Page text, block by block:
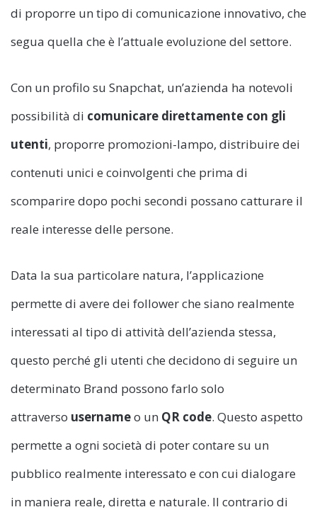
di proporre un tipo di comunicazione innovativo, che
segua quella che è l’attuale evoluzione del settore.
Con un profilo su Snapchat, un’azienda ha notevoli
possibilità di comunicare direttamente con gli
utenti, proporre promozioni-lampo, distribuire dei
contenuti unici e coinvolgenti che prima di
scomparire dopo pochi secondi possano catturare il
reale interesse delle persone.
Data la sua particolare natura, l’applicazione
permette di avere dei follower che siano realmente
interessati al tipo di attività dell’azienda stessa,
questo perché gli utenti che decidono di seguire un
determinato Brand possono farlo solo
attraverso usernameo un QR code. Questo aspetto
permette a ogni società di poter contare su un
pubblico realmente interessato e con cui dialogare
in maniera reale, diretta e naturale. Il contrario di